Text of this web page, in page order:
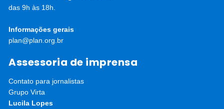
das 9h às 18h.
Informações gerais
plan@plan.org.br
Assessoria de imprensa
Contato para jornalistas
Grupo Virta
Lucila Lopes